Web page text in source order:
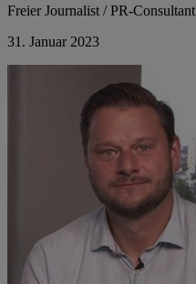
Freier Journalist / PR-Consultant
31. Januar 2023